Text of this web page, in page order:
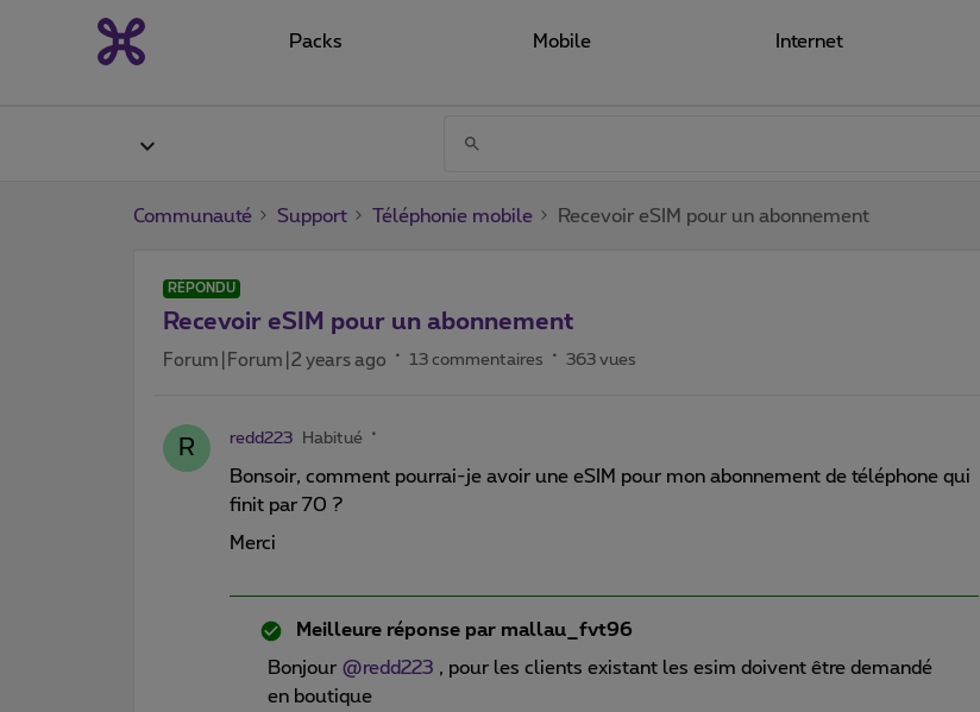
Packs Mobile Internet
Communauté Support Téléphonie mobile Recevoir eSIM pour un abonnement
RÉPONDU
Recevoir eSIM pour un abonnement
Forum|Forum|2 years ago 13 commentaires 363 vues
R redd223 Habitué
Bonsoir, comment pourrai-je avoir une eSIM pour mon abonnement de téléphone qui
finit par 70 ?
Merci
Meilleure réponse par mallau_fvt96
Bonjour @redd223 , pour les clients existant les esim doivent être demandé
en boutique